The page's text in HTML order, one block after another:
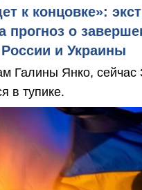
к концовке»:
прогноз о
и Украины
Галины Янко, сейчас
в тупике.